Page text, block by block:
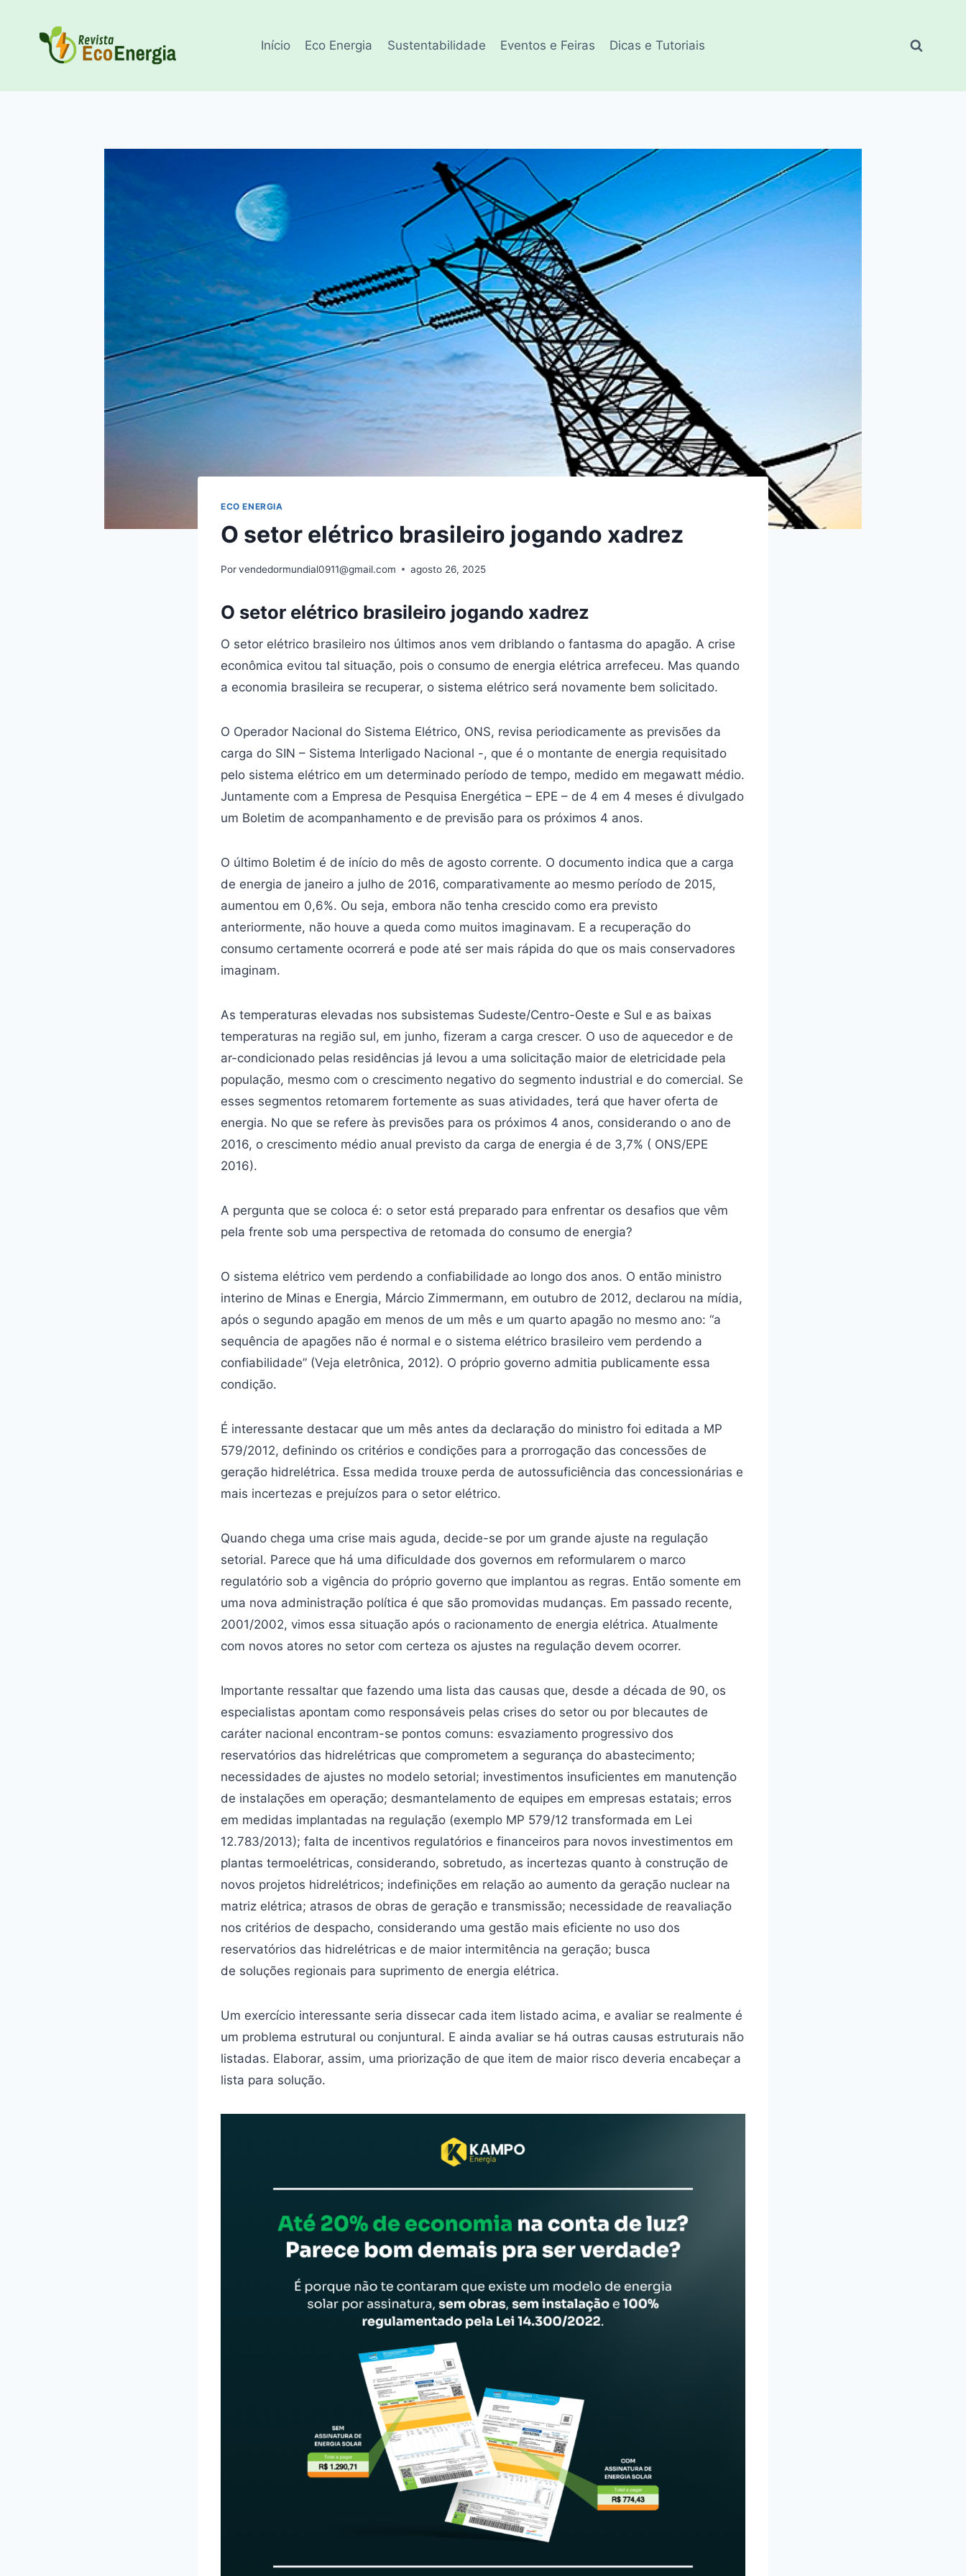
Início Eco Energia Sustentabilidade Eventos e Feiras Dicas e Tutoriais
ECO ENERGIA
O setor elétrico brasileiro jogando xadrez
Porvendedormundial0911@gmail.com agosto 26, 2025
O setor elétrico brasileiro jogando xadrez
O setor elétrico brasileiro nos últimos anos vem driblando o fantasma do apagão. A crise
econômica evitou tal situação, pois o consumo de energia elétrica arrefeceu. Mas quando
a economia brasileira se recuperar, o sistema elétrico será novamente bem solicitado.
O Operador Nacional do Sistema Elétrico, ONS, revisa periodicamente as previsões da
carga do SIN – Sistema Interligado Nacional -, que é o montante de energia requisitado
pelo sistema elétrico em um determinado período de tempo, medido em megawatt médio.
Juntamente com a Empresa de Pesquisa Energética – EPE – de 4 em 4 meses é divulgado
um Boletim de acompanhamento e de previsão para os próximos 4 anos.
O último Boletim é de início do mês de agosto corrente. O documento indica que a carga
de energia de janeiro a julho de 2016, comparativamente ao mesmo período de 2015,
aumentou em 0,6%. Ou seja, embora não tenha crescido como era previsto
anteriormente, não houve a queda como muitos imaginavam. E a recuperação do
consumo certamente ocorrerá e pode até ser mais rápida do que os mais conservadores
imaginam.
As temperaturas elevadas nos subsistemas Sudeste/Centro-Oeste e Sul e as baixas
temperaturas na região sul, em junho, fizeram a carga crescer. O uso de aquecedor e de
ar-condicionado pelas residências já levou a uma solicitação maior de eletricidade pela
população, mesmo com o crescimento negativo do segmento industrial e do comercial. Se
esses segmentos retomarem fortemente as suas atividades, terá que haver oferta de
energia. No que se refere às previsões para os próximos 4 anos, considerando o ano de
2016, o crescimento médio anual previsto da carga de energia é de 3,7% ( ONS/EPE
2016).
A pergunta que se coloca é: o setor está preparado para enfrentar os desafios que vêm
pela frente sob uma perspectiva de retomada do consumo de energia?
O sistema elétrico vem perdendo a confiabilidade ao longo dos anos. O então ministro
interino de Minas e Energia, Márcio Zimmermann, em outubro de 2012, declarou na mídia,
após o segundo apagão em menos de um mês e um quarto apagão no mesmo ano: “a
sequência de apagões não é normal e o sistema elétrico brasileiro vem perdendo a
confiabilidade” (Veja eletrônica, 2012). O próprio governo admitia publicamente essa
condição.
É interessante destacar que um mês antes da declaração do ministro foi editada a MP
579/2012, definindo os critérios e condições para a prorrogação das concessões de
geração hidrelétrica. Essa medida trouxe perda de autossuficiência das concessionárias e
mais incertezas e prejuízos para o setor elétrico.
Quando chega uma crise mais aguda, decide-se por um grande ajuste na regulação
setorial. Parece que há uma dificuldade dos governos em reformularem o marco
regulatório sob a vigência do próprio governo que implantou as regras. Então somente em
uma nova administração política é que são promovidas mudanças. Em passado recente,
2001/2002, vimos essa situação após o racionamento de energia elétrica. Atualmente
com novos atores no setor com certeza os ajustes na regulação devem ocorrer.
Importante ressaltar que fazendo uma lista das causas que, desde a década de 90, os
especialistas apontam como responsáveis pelas crises do setor ou por blecautes de
caráter nacional encontram-se pontos comuns: esvaziamento progressivo dos
reservatórios das hidrelétricas que comprometem a segurança do abastecimento;
necessidades de ajustes no modelo setorial; investimentos insuficientes em manutenção
de instalações em operação; desmantelamento de equipes em empresas estatais; erros
em medidas implantadas na regulação (exemplo MP 579/12 transformada em Lei
12.783/2013); falta de incentivos regulatórios e financeiros para novos investimentos em
plantas termoelétricas, considerando, sobretudo, as incertezas quanto à construção de
novos projetos hidrelétricos; indefinições em relação ao aumento da geração nuclear na
matriz elétrica; atrasos de obras de geração e transmissão; necessidade de reavaliação
nos critérios de despacho, considerando uma gestão mais eficiente no uso dos
reservatórios das hidrelétricas e de maior intermitência na geração; busca
de soluções regionais para suprimento de energia elétrica.
Um exercício interessante seria dissecar cada item listado acima, e avaliar se realmente é
um problema estrutural ou conjuntural. E ainda avaliar se há outras causas estruturais não
listadas. Elaborar, assim, uma priorização de que item de maior risco deveria encabeçar a
lista para solução.